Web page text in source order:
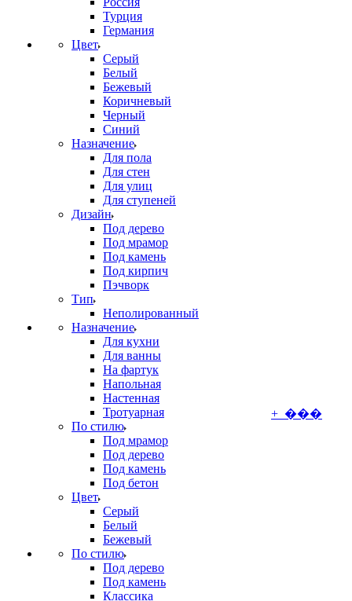
Турция
Германия
Цвет
Серый
Белый
Бежевый
Коричневый
Черный
Синий
Назначение
Для пола
Для стен
Для улиц
Для ступеней
Дизайн
Под дерево
Под мрамор
Под камень
Под кирпич
Пэчворк
Тип
Неполированный
Назначение
Для кухни
Для ванны
На фартук
Напольная
Настенная
Тротуарная
По стилю
Под мрамор
Под дерево
Под камень
Под бетон
Цвет
Серый
Белый
Бежевый
По стилю
Под дерево
Под камень
Классика
+ ���